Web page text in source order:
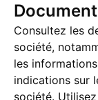
Consultez les
société,
les
indications sur
société.